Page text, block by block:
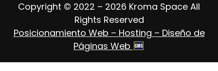
Copyright © 2022 – 2026 Kroma Space All
Rights Reserved
Posicionamiento Web – Hosting – Diseño de
Páginas Web